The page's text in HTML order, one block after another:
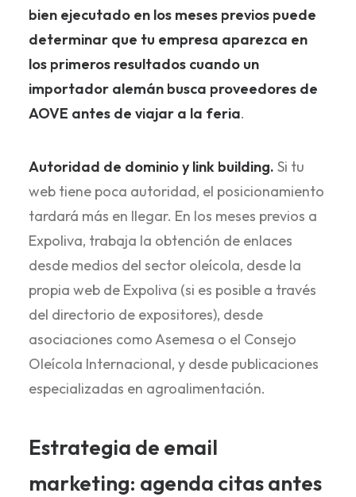
bien ejecutado en los meses previos puede
determinar que tu empresa aparezca en
los primeros resultados cuando un
importador alemán busca proveedores de
AOVE antes de viajar a la feria.
Autoridad de dominio y link building. Si tu
web tiene poca autoridad, el posicionamiento
tardará más en llegar. En los meses previos a
Expoliva, trabaja la obtención de enlaces
desde medios del sector oleícola, desde la
propia web de Expoliva (si es posible a través
del directorio de expositores), desde
asociaciones como Asemesa o el Consejo
Oleícola Internacional, y desde publicaciones
especializadas en agroalimentación.
Estrategia de email
marketing: agenda citas antes